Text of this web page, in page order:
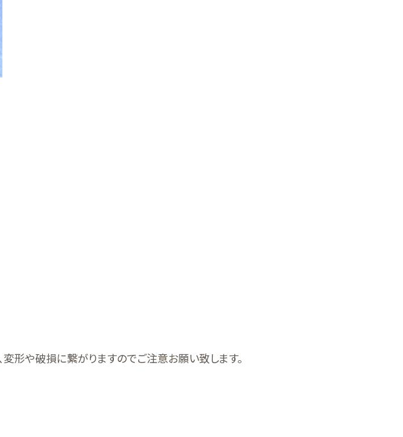
形や破損に繋がりますのでご注意お願い致します。